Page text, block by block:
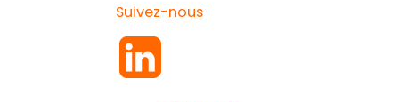
Suivez-nous